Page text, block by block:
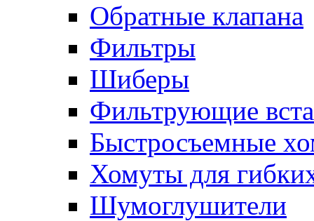
Обратные клапана
Фильтры
Шиберы
Фильтрующие
Быстросъемные
Хомуты для
Шумоглушители